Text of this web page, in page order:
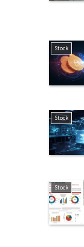
Stock
Stock
Stock